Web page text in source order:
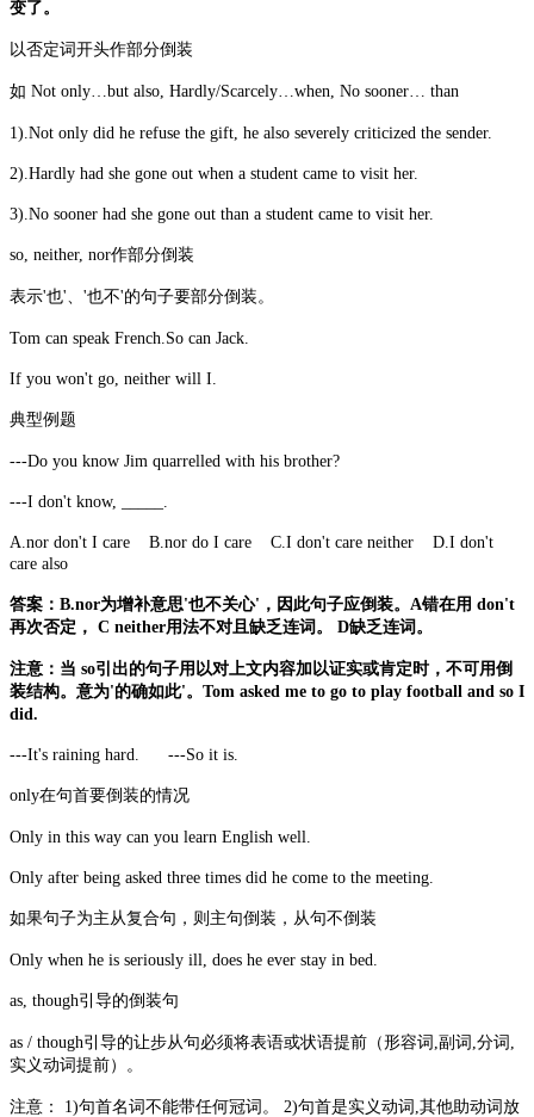
变了。
以否定词开头作部分倒装
如 Not only…but also, Hardly/Scarcely…when, No sooner… than
1).Not only did he refuse the gift, he also severely criticized the sender.
2).Hardly had she gone out when a student came to visit her.
3).No sooner had she gone out than a student came to visit her.
so, neither, nor作部分倒装
表示'也'、'也不'的句子要部分倒装。
Tom can speak French.So can Jack.
If you won't go, neither will I.
典型例题
---Do you know Jim quarrelled with his brother?
---I don't know, _____.
A.nor don't I care B.nor do I care C.I don't care neither D.I don't
care also
答案：B.nor为增补意思'也不关心'，因此句子应倒装。A错在用 don't
再次否定， C neither用法不对且缺乏连词。 D缺乏连词。
注意：当 so引出的句子用以对上文内容加以证实或肯定时，不可用倒
装结构。意为'的确如此'。Tom asked me to go to play football and so I
did.
---It's raining hard. ---So it is.
only在句首要倒装的情况
Only in this way can you learn English well.
Only after being asked three times did he come to the meeting.
如果句子为主从复合句，则主句倒装，从句不倒装
Only when he is seriously ill, does he ever stay in bed.
as, though引导的倒装句
as / though引导的让步从句必须将表语或状语提前（形容词,副词,分词,
实义动词提前）。
注意： 1)句首名词不能带任何冠词。 2)句首是实义动词,其他助动词放